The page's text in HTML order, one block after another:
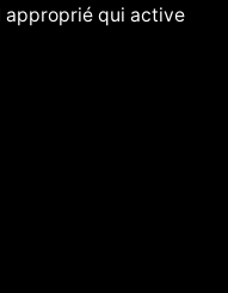
approprié qui active